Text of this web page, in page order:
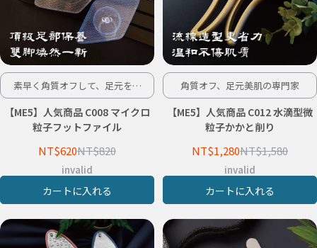
素早く角質オフして、足元をリ
フレッシュ
【ME5】人気商品 C008 マイクロ
粒子フットファイル
NT$620NT$820
invalid
カートに入れる
角質オフ、足元美肌の専門家
【ME5】人気商品 C012 水滴型微
粒子かかと削り
NT$1,280NT$1,580
invalid
カートに入れる